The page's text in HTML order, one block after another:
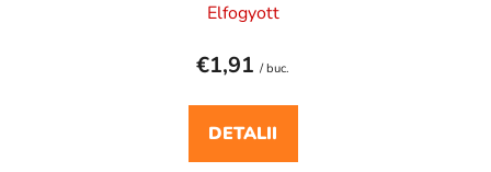
Elfogyott
€1,91 / buc.
DETALII